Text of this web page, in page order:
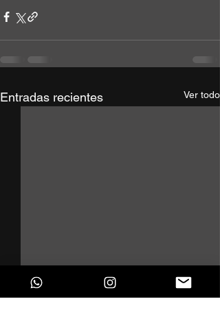
Entradas recientes Ver todo